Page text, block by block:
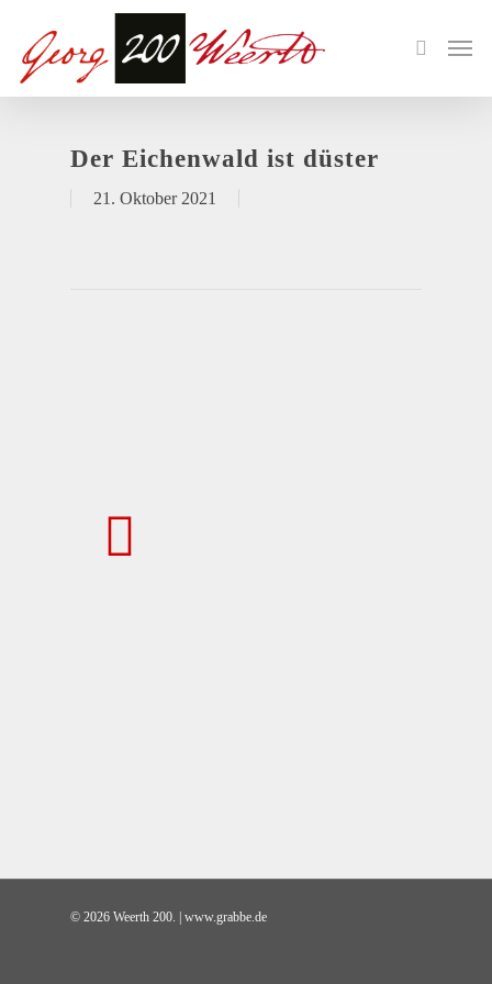
Der Eichenwald ist düster
21. Oktober 2021
© 2026 Weerth 200. | www.grabbe.de